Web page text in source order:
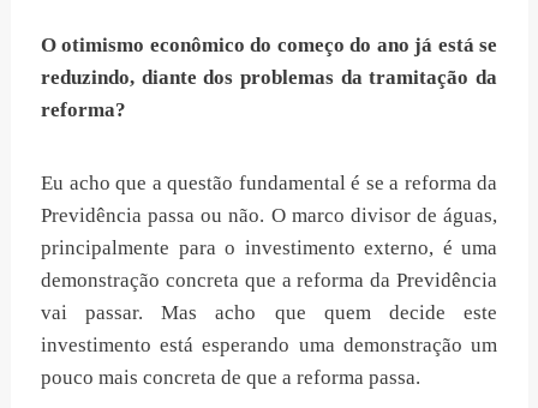
O otimismo econômico do começo do ano já está se
reduzindo, diante dos problemas da tramitação da
reforma?
Eu acho que a questão fundamental é se a reforma da
Previdência passa ou não. O marco divisor de águas,
principalmente para o investimento externo, é uma
demonstração concreta que a reforma da Previdência
vai passar. Mas acho que quem decide este
investimento está esperando uma demonstração um
pouco mais concreta de que a reforma passa.